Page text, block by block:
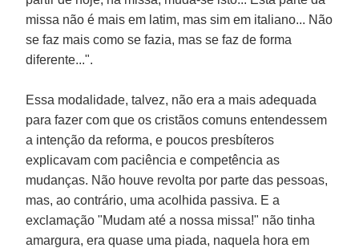
missa não é mais em latim, mas sim em italiano... Não
se faz mais como se fazia, mas se faz de forma
diferente...".
Essa modalidade, talvez, não era a mais adequada
para fazer com que os cristãos comuns entendessem
a intenção da reforma, e poucos presbíteros
explicavam com paciência e competência as
mudanças. Não houve revolta por parte das pessoas,
mas, ao contrário, uma acolhida passiva. E a
exclamação "Mudam até a nossa missa!" não tinha
amargura, era quase uma piada, naquela hora em